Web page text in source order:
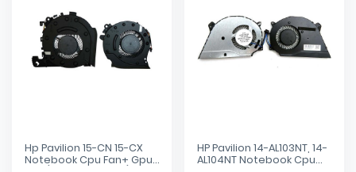
Hp Pavilion 15-CN 15-CX
Notebook Cpu Fan+ Gpu
HP Pavilion 14-AL103NT, 14-
AL104NT Notebook Cpu